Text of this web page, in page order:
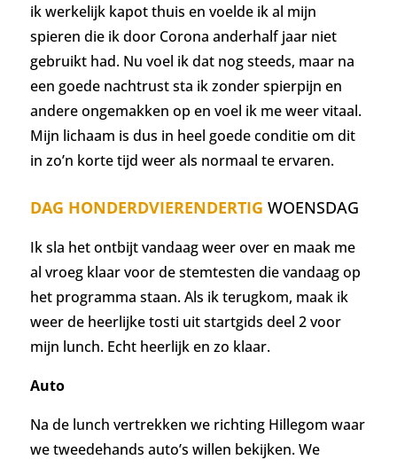
ik werkelijk kapot thuis en voelde ik al mijn
spieren die ik door Corona anderhalf jaar niet
gebruikt had. Nu voel ik dat nog steeds, maar na
een goede nachtrust sta ik zonder spierpijn en
andere ongemakken op en voel ik me weer vitaal.
Mijn lichaam is dus in heel goede conditie om dit
in zo’n korte tijd weer als normaal te ervaren.
DAG HONDERDVIERENDERTIGWOENSDAG
Ik sla het ontbijt vandaag weer over en maak me
al vroeg klaar voor de stemtesten die vandaag op
het programma staan. Als ik terugkom, maak ik
weer de heerlijke tosti uit startgids deel 2 voor
mijn lunch. Echt heerlijk en zo klaar.
Auto
Na de lunch vertrekken we richting Hillegom waar
we tweedehands auto’s willen bekijken. We